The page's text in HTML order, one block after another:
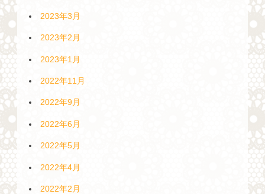
2023年3月
2023年2月
2023年1月
2022年11月
2022年9月
2022年6月
2022年5月
2022年4月
2022年2月